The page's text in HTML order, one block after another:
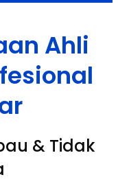
Ahli
& Tidak